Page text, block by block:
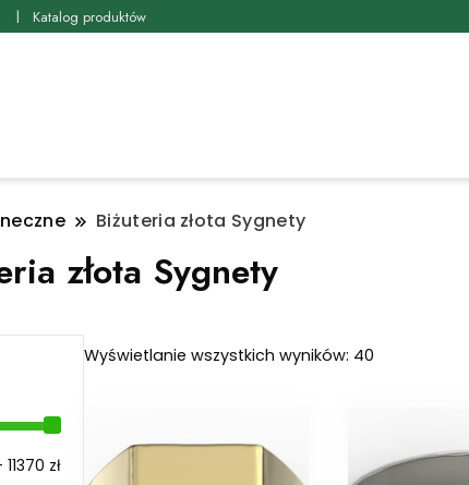
Katalog produktów
Biżuteria złota Sygnety
złota Sygnety
Wyświetlanie wszystkich wyników: 40Posortowane
Cena
Cena
11370 zł